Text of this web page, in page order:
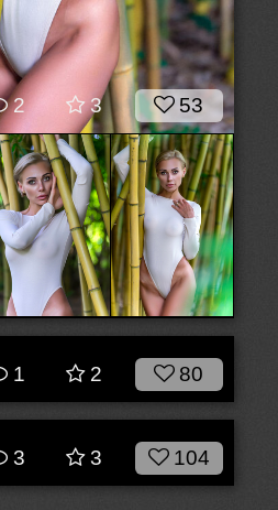
2 3 53
1 2 80
3 3 104